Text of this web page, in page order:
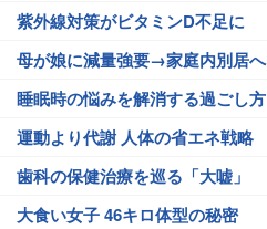
紫外線対策がビタミンD不足に
母が娘に減量強要→家庭内別居へ
睡眠時の悩みを解消する過ごし方
運動より代謝 人体の省エネ戦略
歯科の保健治療を巡る「大嘘」
大食い女子 46キロ体型の秘密